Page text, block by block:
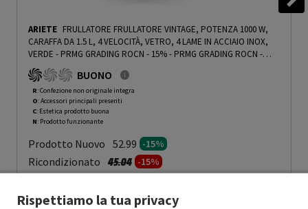
ARIETE FRULLATORE FRULLATORE VINTAGE, POTENZA 1000 W,
CARAFFA DA 1.5 L, 4 VELOCITÀ, VETRO, 4 LAME IN ACCIAIO INOX,
VERDE - PRMG GRADING ROCN - 15%- PRMG GRADING ROCN -
15%
BUONO
R: Confezione non originale integra
O: Accessori principali presenti
C: Estetica prodotto buona
N: Prodotto funzionante
Prodotto Nuovo 52.99 -15%
Ricondizionato Prezzo ridotto da
45.04a-15%
38.28
Rispettiamo la tua privacy